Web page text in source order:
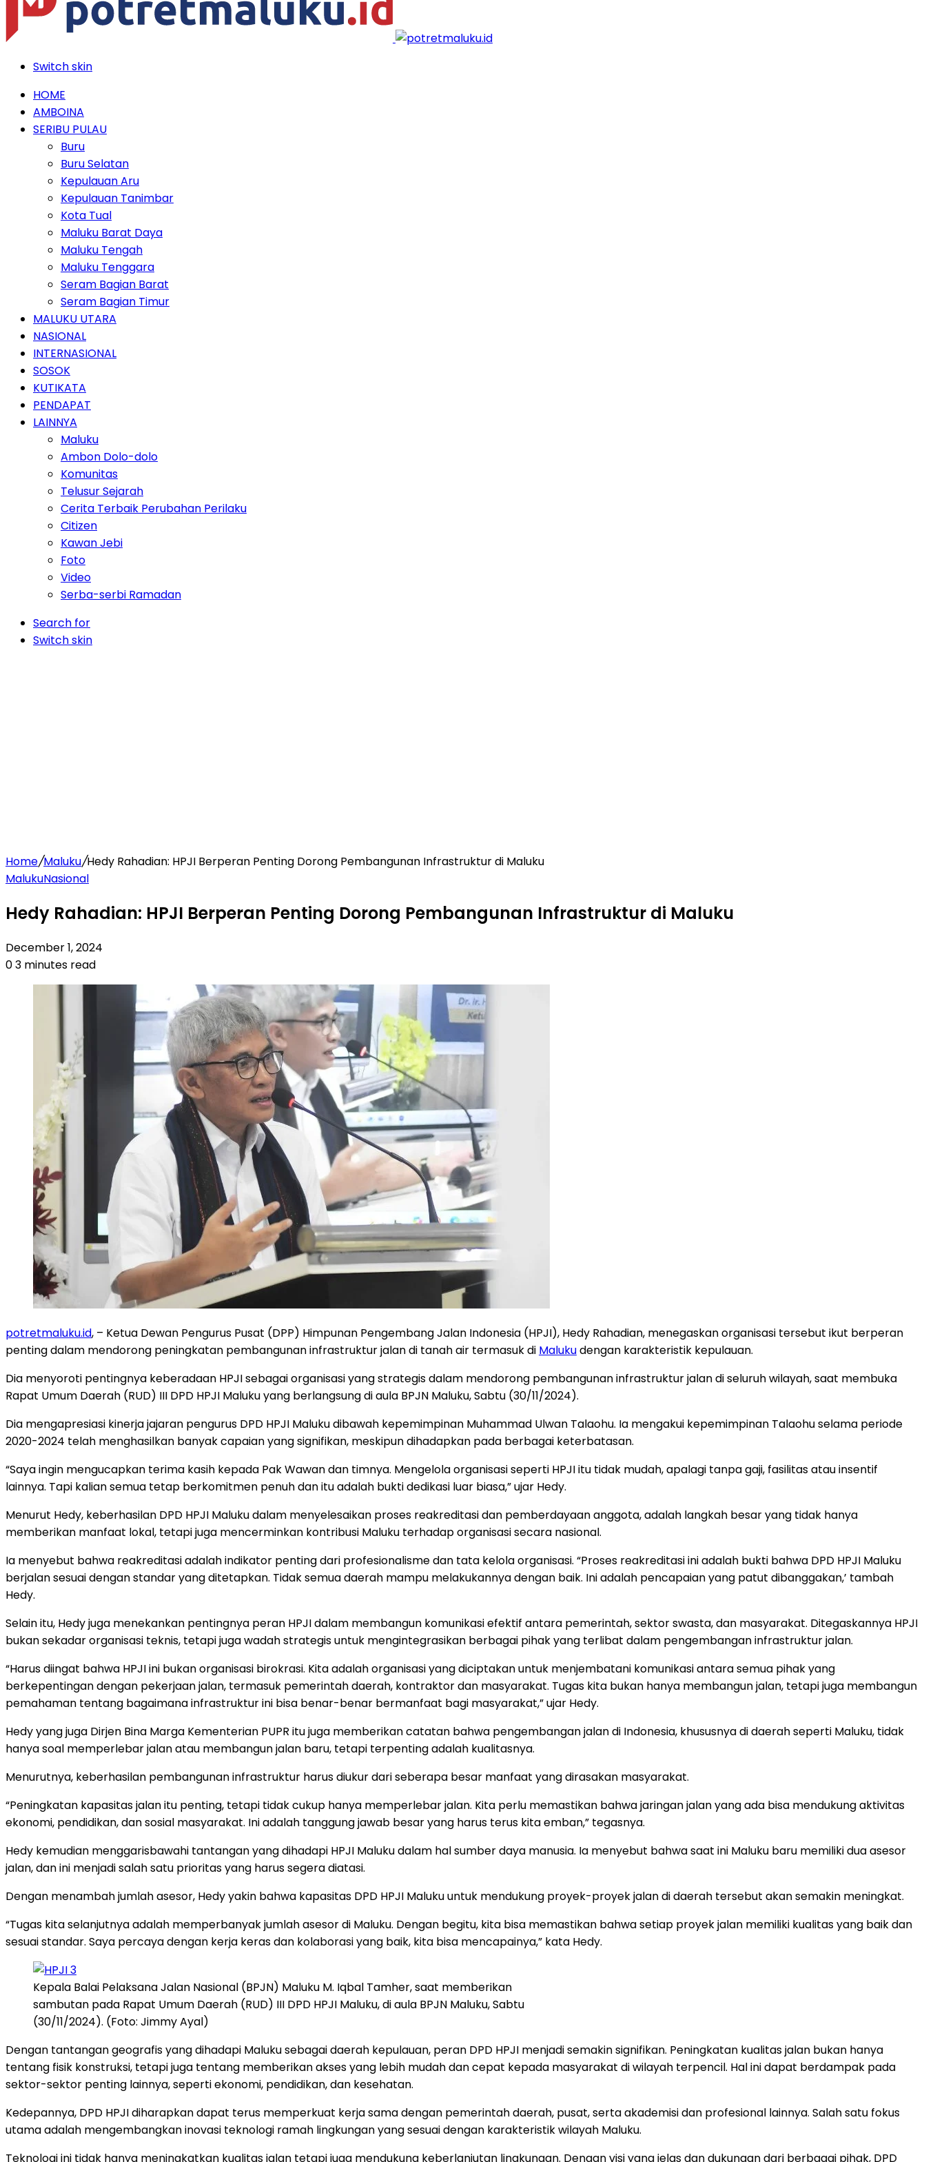
Switch skin
HOME
AMBOINA
SERIBU PULAU
Buru
Buru Selatan
Kepulauan Aru
Kepulauan Tanimbar
Kota Tual
Maluku Barat Daya
Maluku Tengah
Maluku Tenggara
Seram Bagian Barat
Seram Bagian Timur
MALUKU UTARA
NASIONAL
INTERNASIONAL
SOSOK
KUTIKATA
PENDAPAT
LAINNYA
Maluku
Ambon Dolo-dolo
Komunitas
Telusur Sejarah
Cerita Terbaik Perubahan Perilaku
Citizen
Kawan Jebi
Foto
Video
Serba-serbi Ramadan
Search for
Switch skin
Home/Maluku/Hedy Rahadian: HPJI Berperan Penting Dorong Pembangunan Infrastruktur di Maluku
MalukuNasional
Hedy Rahadian: HPJI Berperan Penting Dorong Pembangunan Infrastruktur di Maluku
December 1, 2024
03 minutes read
potretmaluku.id, – Ketua Dewan Pengurus Pusat (DPP) Himpunan Pengembang Jalan Indonesia (HPJI), Hedy Rahadian, menegaskan organisasi tersebut ikut berperan
penting dalam mendorong peningkatan pembangunan infrastruktur jalan di tanah air termasuk di Malukudengan karakteristik kepulauan.
Dia menyoroti pentingnya keberadaan HPJI sebagai organisasi yang strategis dalam mendorong pembangunan infrastruktur jalan di seluruh wilayah, saat membuka
Rapat Umum Daerah (RUD) III DPD HPJI Maluku yang berlangsung di aula BPJN Maluku, Sabtu (30/11/2024).
Dia mengapresiasi kinerja jajaran pengurus DPD HPJI Maluku dibawah kepemimpinan Muhammad Ulwan Talaohu. Ia mengakui kepemimpinan Talaohu selama periode
2020-2024 telah menghasilkan banyak capaian yang signifikan, meskipun dihadapkan pada berbagai keterbatasan.
“Saya ingin mengucapkan terima kasih kepada Pak Wawan dan timnya. Mengelola organisasi seperti HPJI itu tidak mudah, apalagi tanpa gaji, fasilitas atau insentif
lainnya. Tapi kalian semua tetap berkomitmen penuh dan itu adalah bukti dedikasi luar biasa,” ujar Hedy.
Menurut Hedy, keberhasilan DPD HPJI Maluku dalam menyelesaikan proses reakreditasi dan pemberdayaan anggota, adalah langkah besar yang tidak hanya
memberikan manfaat lokal, tetapi juga mencerminkan kontribusi Maluku terhadap organisasi secara nasional.
Ia menyebut bahwa reakreditasi adalah indikator penting dari profesionalisme dan tata kelola organisasi. “Proses reakreditasi ini adalah bukti bahwa DPD HPJI Maluku
berjalan sesuai dengan standar yang ditetapkan. Tidak semua daerah mampu melakukannya dengan baik. Ini adalah pencapaian yang patut dibanggakan,’ tambah
Hedy.
Selain itu, Hedy juga menekankan pentingnya peran HPJI dalam membangun komunikasi efektif antara pemerintah, sektor swasta, dan masyarakat. Ditegaskannya HPJI
bukan sekadar organisasi teknis, tetapi juga wadah strategis untuk mengintegrasikan berbagai pihak yang terlibat dalam pengembangan infrastruktur jalan.
“Harus diingat bahwa HPJI ini bukan organisasi birokrasi. Kita adalah organisasi yang diciptakan untuk menjembatani komunikasi antara semua pihak yang
berkepentingan dengan pekerjaan jalan, termasuk pemerintah daerah, kontraktor dan masyarakat. Tugas kita bukan hanya membangun jalan, tetapi juga membangun
pemahaman tentang bagaimana infrastruktur ini bisa benar-benar bermanfaat bagi masyarakat,” ujar Hedy.
Hedy yang juga Dirjen Bina Marga Kementerian PUPR itu juga memberikan catatan bahwa pengembangan jalan di Indonesia, khususnya di daerah seperti Maluku, tidak
hanya soal memperlebar jalan atau membangun jalan baru, tetapi terpenting adalah kualitasnya.
Menurutnya, keberhasilan pembangunan infrastruktur harus diukur dari seberapa besar manfaat yang dirasakan masyarakat.
“Peningkatan kapasitas jalan itu penting, tetapi tidak cukup hanya memperlebar jalan. Kita perlu memastikan bahwa jaringan jalan yang ada bisa mendukung aktivitas
ekonomi, pendidikan, dan sosial masyarakat. Ini adalah tanggung jawab besar yang harus terus kita emban,” tegasnya.
Hedy kemudian menggarisbawahi tantangan yang dihadapi HPJI Maluku dalam hal sumber daya manusia. Ia menyebut bahwa saat ini Maluku baru memiliki dua asesor
jalan, dan ini menjadi salah satu prioritas yang harus segera diatasi.
Dengan menambah jumlah asesor, Hedy yakin bahwa kapasitas DPD HPJI Maluku untuk mendukung proyek-proyek jalan di daerah tersebut akan semakin meningkat.
“Tugas kita selanjutnya adalah memperbanyak jumlah asesor di Maluku. Dengan begitu, kita bisa memastikan bahwa setiap proyek jalan memiliki kualitas yang baik dan
sesuai standar. Saya percaya dengan kerja keras dan kolaborasi yang baik, kita bisa mencapainya,” kata Hedy.
Kepala Balai Pelaksana Jalan Nasional (BPJN) Maluku M. Iqbal Tamher, saat memberikan
sambutan pada Rapat Umum Daerah (RUD) III DPD HPJI Maluku, di aula BPJN Maluku, Sabtu
(30/11/2024). (Foto: Jimmy Ayal)
Dengan tantangan geografis yang dihadapi Maluku sebagai daerah kepulauan, peran DPD HPJI menjadi semakin signifikan. Peningkatan kualitas jalan bukan hanya
tentang fisik konstruksi, tetapi juga tentang memberikan akses yang lebih mudah dan cepat kepada masyarakat di wilayah terpencil. Hal ini dapat berdampak pada
sektor-sektor penting lainnya, seperti ekonomi, pendidikan, dan kesehatan.
Kedepannya, DPD HPJI diharapkan dapat terus memperkuat kerja sama dengan pemerintah daerah, pusat, serta akademisi dan profesional lainnya. Salah satu fokus
utama adalah mengembangkan inovasi teknologi ramah lingkungan yang sesuai dengan karakteristik wilayah Maluku.
Teknologi ini tidak hanya meningkatkan kualitas jalan tetapi juga mendukung keberlanjutan lingkungan. Dengan visi yang jelas dan dukungan dari berbagai pihak, DPD